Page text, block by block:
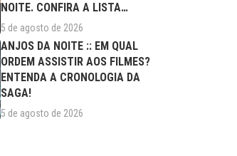
NOITE. CONFIRA A LISTA
COMPLETA DE...
5 de agosto de 2026
ANJOS DA NOITE :: EM QUAL
ORDEM ASSISTIR AOS FILMES?
ENTENDA A CRONOLOGIA DA
SAGA!
5 de agosto de 2026